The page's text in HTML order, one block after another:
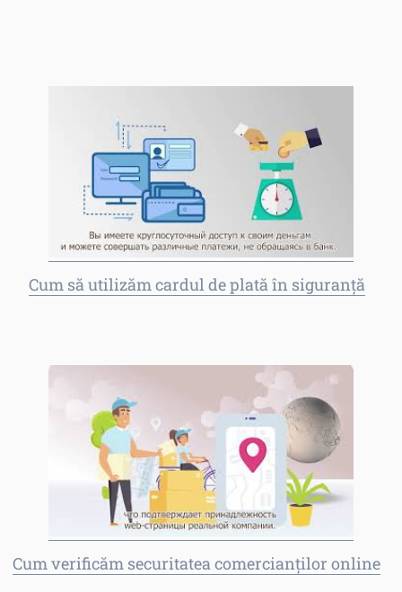
Cum să utilizăm cardul de plată în siguranță
Cum verificăm securitatea comercianților online